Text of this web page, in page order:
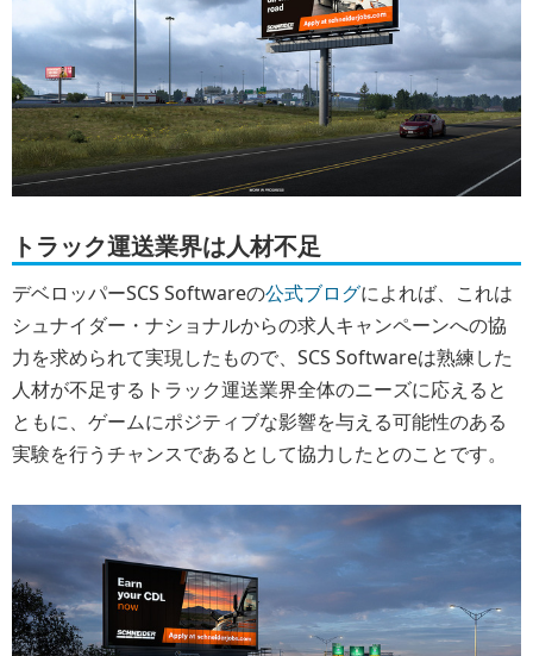
トラック運送業界は人材不足
デベロッパーSCS Softwareの公式ブログによれば、これは
シュナイダー・ナショナルからの求人キャンペーンへの協
力を求められて実現したもので、SCS Softwareは熟練した
人材が不足するトラック運送業界全体のニーズに応えると
ともに、ゲームにポジティブな影響を与える可能性のある
実験を行うチャンスであるとして協力したとのことです。